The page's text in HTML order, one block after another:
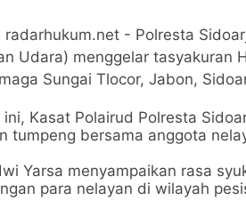
radarhukum.net - Polresta
Udara) menggelar tasyakuran
Sungai Tlocor, Jabon,
Kasat Polairud Polresta
tumpeng bersama anggota
Yarsa menyampaikan rasa
para nelayan di wilayah